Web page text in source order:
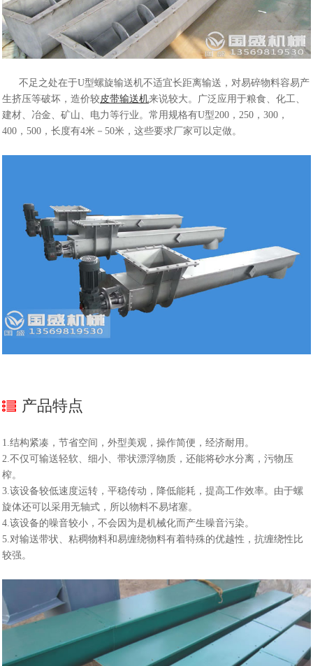
不足之处在于U型螺旋输送机不适宜长距离输送，对易碎物料容易产
生挤压等破坏，造价较皮带输送机来说较大。广泛应用于粮食、化工、
建材、冶金、矿山、电力等行业。常用规格有U型200，250，300，
400，500，长度有4米－50米，这些要求厂家可以定做。
产品特点
1.结构紧凑，节省空间，外型美观，操作简便，经济耐用。
2.不仅可输送轻软、细小、带状漂浮物质，还能将砂水分离，污物压
榨。
3.该设备较低速度运转，平稳传动，降低能耗，提高工作效率。由于螺
旋体还可以采用无轴式，所以物料不易堵塞。
4.该设备的噪音较小，不会因为是机械化而产生噪音污染。
5.对输送带状、粘稠物料和易缠绕物料有着特殊的优越性，抗缠绕性比
较强。